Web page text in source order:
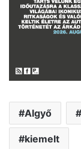
Algyő
kiemelt